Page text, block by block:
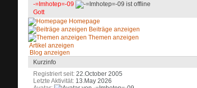
-=Imhotep=-09
Gott
Homepage
Beiträge anzeigen
Themen anzeigen
Artikel anzeigen
Blog anzeigen
Kurzinfo
Registriert seit 22.October 2005
Letzte Aktivität 13.May 2026